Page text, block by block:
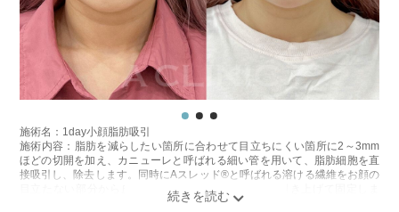
施術名：1day小顔脂肪吸引
施術内容：脂肪を減らしたい箇所に合わせて目立ちにくい箇所に2～3mm
ほどの切開を加え、カニューレと呼ばれる細い管を用いて、脂肪細胞を直
接吸引し、除去します。同時にAスレッド®と呼ばれる溶ける繊維をお顔の
目立たない部分から皮下へ挿入し、皮膚を内側から引き上げて固定しま